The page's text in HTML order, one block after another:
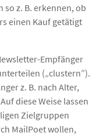
z. B. erkennen, ob
einen Kauf getätigt
Empfänger
(„clustern”).
z. B. nach Alter,
diese Weise lassen
Zielgruppen
MailPoet wollen,